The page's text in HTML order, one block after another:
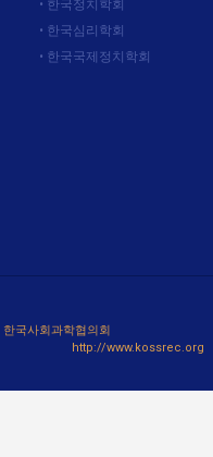
한국정치학회
한국심리학회
한국국제정치학회
국사회과학협의회
http://www.kossrec.org